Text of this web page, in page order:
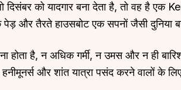
को यादगार बना देता है, तो वह है
पेड़ और तैरते हाउसबोट एक सपनों जैसी दुनिया
होता है, न अधिक गर्मी, न उमस और न ही
और शांत यात्रा पसंद करने वालों के